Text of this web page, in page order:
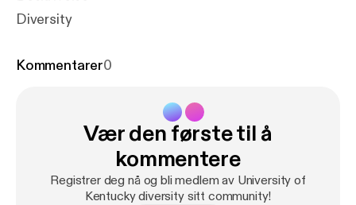
Diversity
Kommentarer0
Vær den første til å
kommentere
Registrer deg nå og bli medlem av University of
Kentucky diversity sitt community!